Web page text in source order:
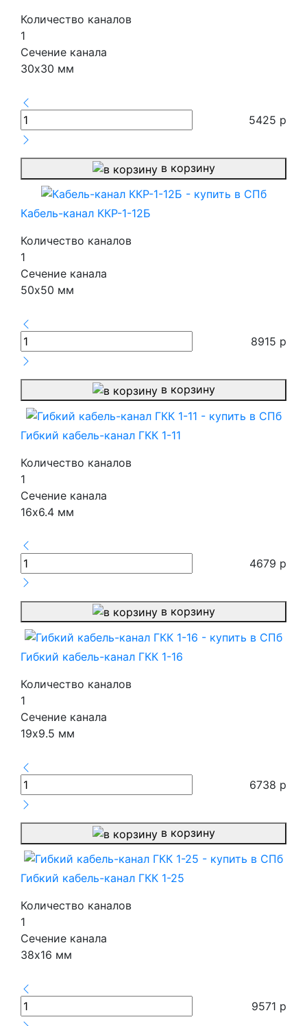
Количество каналов
1
Сечение канала
30х30 мм
5425 р
в корзину
Кабель-канал ККР-1-12Б
Количество каналов
1
Сечение канала
50х50 мм
8915 р
в корзину
Гибкий кабель-канал ГКК 1-11
Количество каналов
1
Сечение канала
16х6.4 мм
4679 р
в корзину
Гибкий кабель-канал ГКК 1-16
Количество каналов
1
Сечение канала
19х9.5 мм
6738 р
в корзину
Гибкий кабель-канал ГКК 1-25
Количество каналов
1
Сечение канала
38х16 мм
9571 р